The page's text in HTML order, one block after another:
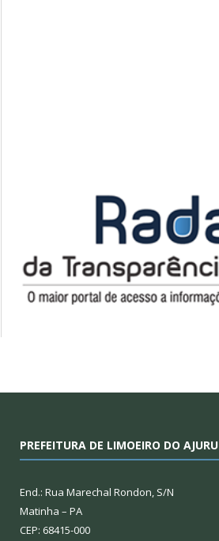
PREFEITURA DE LIMOEIRO DO AJURU
End.: Rua Marechal Rondon, S/N
Matinha – PA
CEP: 68415-000